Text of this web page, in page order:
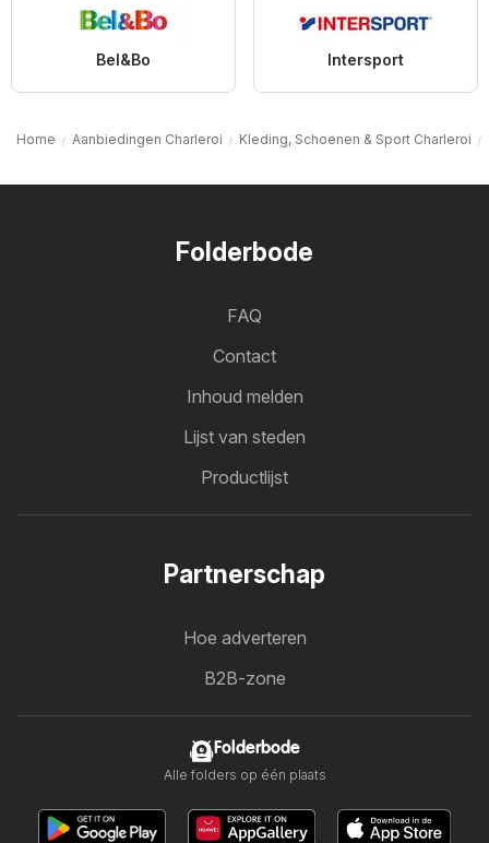
Bel&Bo Intersport
Home Aanbiedingen Charleroi Kleding, Schoenen & Sport Charleroi
Folderbode
FAQ
Contact
Inhoud melden
Lijst van steden
Productlijst
Partnerschap
Hoe adverteren
B2B-zone
Folderbode
Alle folders op één plaats